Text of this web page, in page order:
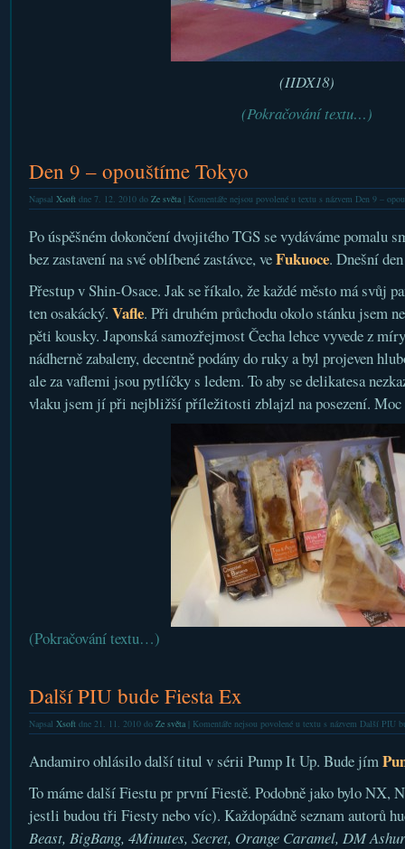
(IIDX18)
(Pokračování textu…)
Den 9 – opouštíme Tokyo
Napsal Xsoftdne 7. 12. 2010 do Ze světa| Komentáře nejsou povolenéu textu s názvem Den 9 –
Po úspěšném dokončení dvojitého TGS se vydáváme pomalu
bez zastavení na své oblíbené zastávce, veFukuoce. Dnešní
Přestup v Shin-Osace. Jak se říkalo, že každé město má svůj
ten osakácký. Vafle. Při druhém průchodu okolo stánku jsem
pěti kousky. Japonská samozřejmost Čecha lehce vyvede z
nádherně zabaleny, decentně podány do ruky a byl projeven
ale za vaflemi jsou pytlíčky s ledem. To aby se delikatesa
vlaku jsem jí při nejbližší příležitosti zblajzl na posezení. Moc
(Pokračování textu…)
Další PIU bude Fiesta Ex
Napsal Xsoftdne 21. 11. 2010 do Ze světa| Komentáře nejsou povolenéu textu s názvem Další PIU
Andamiro ohlásilo další titul v sérii Pump It Up. Bude jím
To máme další Fiestu pr první Fiestě. Podobně jako bylo NX,
jestli budou tři Fiesty nebo víc). Každopádně seznam autorů
Beast, BigBang, 4Minutes, Secret, Orange Caramel, DM